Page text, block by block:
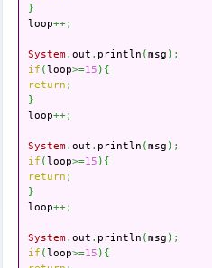
}
loop++;
System. out . println (msg ) ;
if (loop>=15 ) {
return ;
}
loop++;
System. out . println (msg ) ;
if (loop>=15 ) {
return ;
}
loop++;
System. out . println (msg ) ;
if (loop>=15 ) {